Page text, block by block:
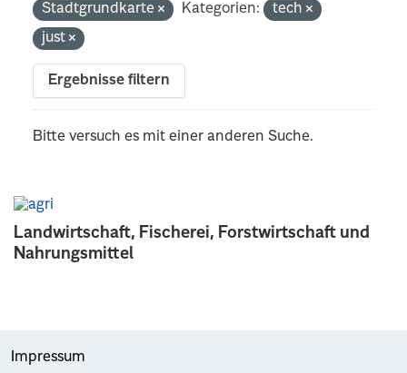
Landwirtschaft, Fischerei, Forstwirtschaft und
Nahrungsmittel
Stadtgrundkarte
Kategorien:
tech
just
Ergebnisse filtern
Bitte versuch es mit einer anderen Suche.
Impressum